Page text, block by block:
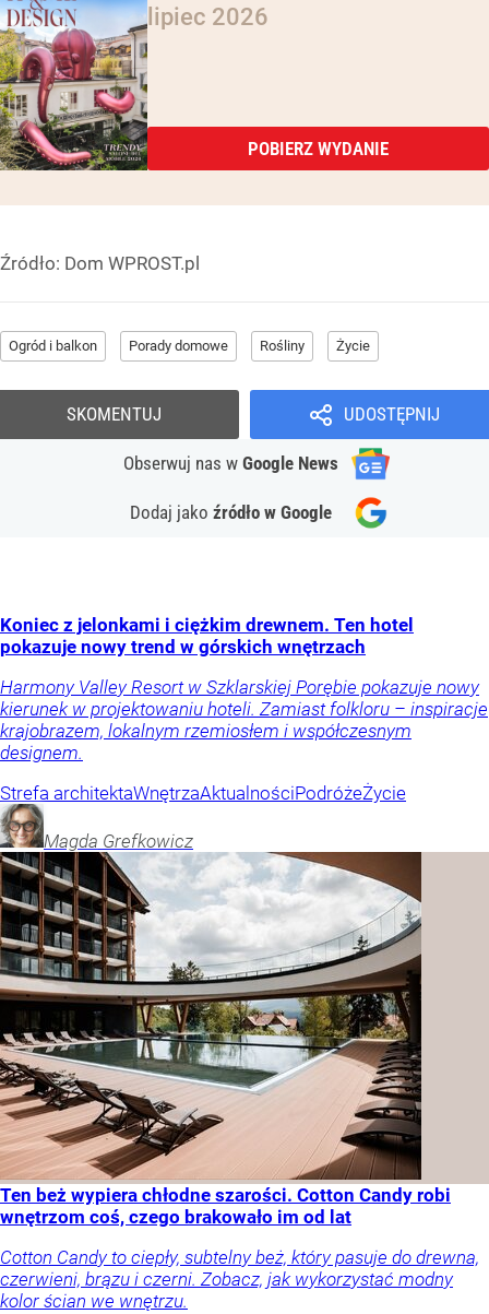
lipiec 2026
POBIERZ WYDANIE
Źródło: Dom WPROST.pl
Ogród i balkon Porady domowe Rośliny Życie
UDOSTĘPNIJ
Obserwuj nas w Google News
Dodaj jako źródło w Google
SKOMENTUJ
Koniec z jelonkami i ciężkim drewnem. Ten hotel
pokazuje nowy trend w górskich wnętrzach
Harmony Valley Resort w Szklarskiej Porębie pokazuje nowy
kierunek w projektowaniu hoteli. Zamiast folkloru – inspiracje
krajobrazem, lokalnym rzemiosłem i współczesnym
designem.
Strefa architektaWnętrzaAktualnościPodróżeŻycie
Magda Grefkowicz
Ten beż wypiera chłodne szarości. Cotton Candy robi
wnętrzom coś, czego brakowało im od lat
Cotton Candy to ciepły, subtelny beż, który pasuje do drewna,
czerwieni, brązu i czerni. Zobacz, jak wykorzystać modny
kolor ścian we wnętrzu.